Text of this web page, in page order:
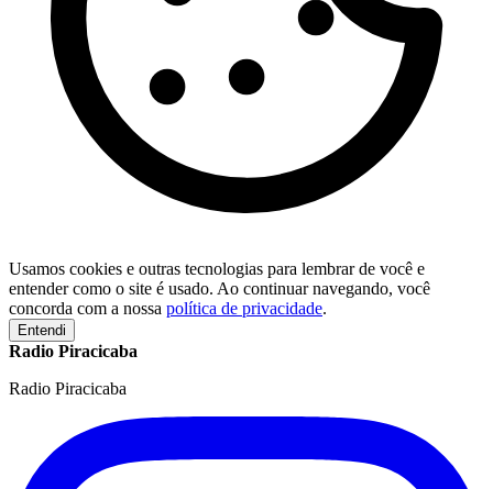
Usamos cookies e outras tecnologias para lembrar de você e
entender como o site é usado. Ao continuar navegando, você
concorda com a nossa política de privacidade.
Entendi
Radio Piracicaba
Radio Piracicaba